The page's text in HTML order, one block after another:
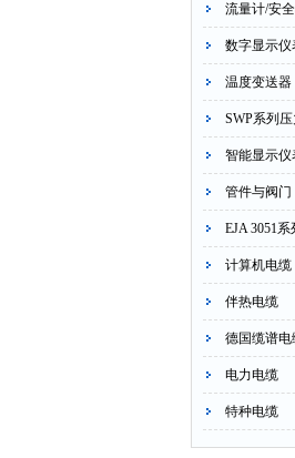
流量计/安
数字显示仪
温度变送器
SWP系列
智能显示仪
管件与阀门
EJA 3051系
计算机电缆
伴热电缆
德国缆谱电
电力电缆
特种电缆